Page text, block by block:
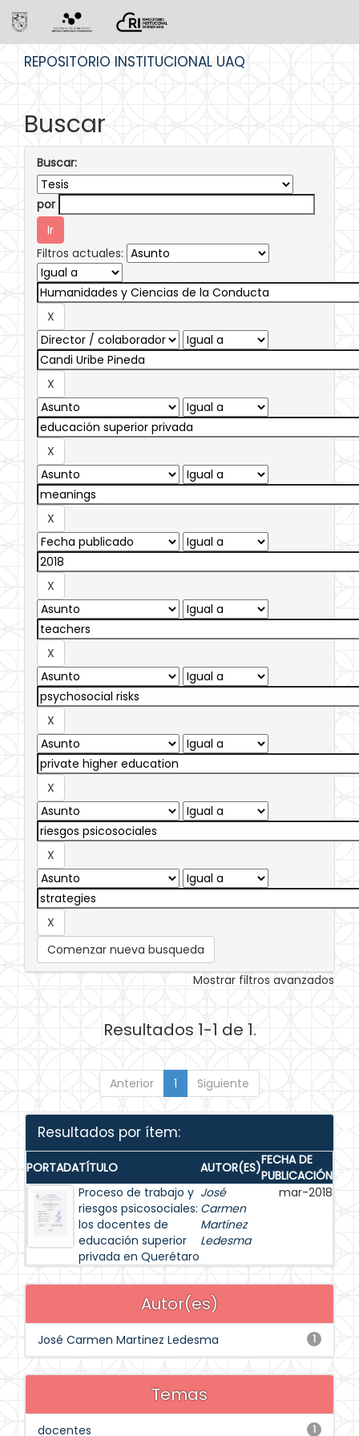
REPOSITORIO INSTITUCIONAL UAQ
Buscar
Buscar:
por
Filtros actuales:
Comenzar nueva busqueda
Mostrar filtros avanzados
Resultados 1-1 de 1.
Anterior 1 Siguiente
Resultados por ítem:
PORTADATÍTULO AUTOR(ES)FECHA DE
PUBLICACIÓN
Proceso de trabajo y
riesgos psicosociales:
los docentes de
educación superior
privada en Querétaro
José
Carmen
Martinez
Ledesma
mar-2018
Autor(es)
1
José Carmen Martinez Ledesma
Temas
1
docentes